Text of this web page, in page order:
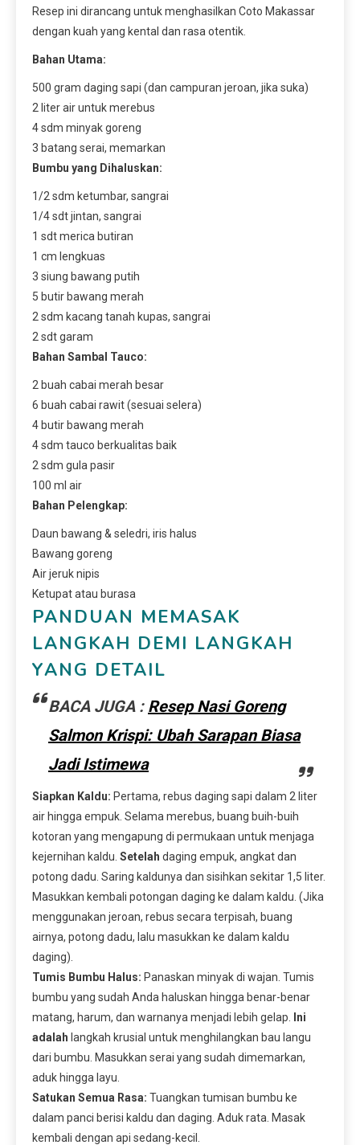
Resep ini dirancang untuk menghasilkan Coto Makassar
dengan kuah yang kental dan rasa otentik.
Bahan Utama:
500 gram daging sapi (dan campuran jeroan, jika suka)
2 liter air untuk merebus
4 sdm minyak goreng
3 batang serai, memarkan
Bumbu yang Dihaluskan:
1/2 sdm ketumbar, sangrai
1/4 sdt jintan, sangrai
1 sdt merica butiran
1 cm lengkuas
3 siung bawang putih
5 butir bawang merah
2 sdm kacang tanah kupas, sangrai
2 sdt garam
Bahan Sambal Tauco:
2 buah cabai merah besar
6 buah cabai rawit (sesuai selera)
4 butir bawang merah
4 sdm tauco berkualitas baik
2 sdm gula pasir
100 ml air
Bahan Pelengkap:
Daun bawang & seledri, iris halus
Bawang goreng
Air jeruk nipis
Ketupat atau burasa
PANDUAN MEMASAK
LANGKAH DEMI LANGKAH
YANG DETAIL
BACA JUGA : Resep Nasi Goreng
Salmon Krispi: Ubah Sarapan Biasa
Jadi Istimewa
Siapkan Kaldu: Pertama, rebus daging sapi dalam 2 liter
air hingga empuk. Selama merebus, buang buih-buih
kotoran yang mengapung di permukaan untuk menjaga
kejernihan kaldu. Setelah daging empuk, angkat dan
potong dadu. Saring kaldunya dan sisihkan sekitar 1,5 liter.
Masukkan kembali potongan daging ke dalam kaldu. (Jika
menggunakan jeroan, rebus secara terpisah, buang
airnya, potong dadu, lalu masukkan ke dalam kaldu
daging).
Tumis Bumbu Halus: Panaskan minyak di wajan. Tumis
bumbu yang sudah Anda haluskan hingga benar-benar
matang, harum, dan warnanya menjadi lebih gelap.
Ini
adalah langkah krusial untuk menghilangkan bau langu
dari bumbu. Masukkan serai yang sudah dimemarkan,
aduk hingga layu.
Satukan Semua Rasa: Tuangkan tumisan bumbu ke
dalam panci berisi kaldu dan daging. Aduk rata. Masak
kembali dengan api sedang-kecil.